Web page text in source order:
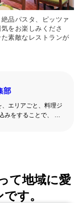
品パスタ、ピッツァ
をお楽しみくださ
素敵なレストランが
部
エリアごと、料理ジ
をすることで、 い
て地域に愛
す。